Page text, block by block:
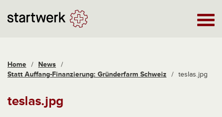
Home / News /
Statt Auffang-Finanzierung: Gründerfarm Schweiz
/ teslas.jpg
teslas.jpg